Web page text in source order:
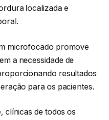
localizada e
microfocado promove
a necessidade de
resultados
para os pacientes.
clínicas de todos os